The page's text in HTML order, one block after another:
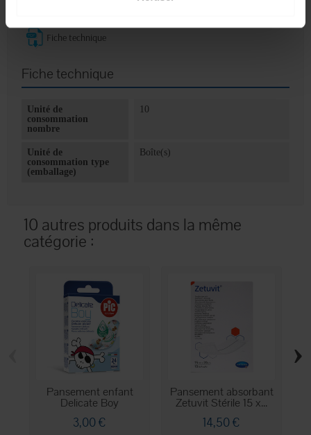
Fiche technique
Fiche technique
Unité de
consommation
nombre
10
Unité de
consommation type
(emballage)
Boîte(s)
10 autres produits dans la même
catégorie :
Pansement enfant
Delicate Boy
3,00 €
Pansement absorbant
Zetuvit Stérile 15 x...
14,50 €
›